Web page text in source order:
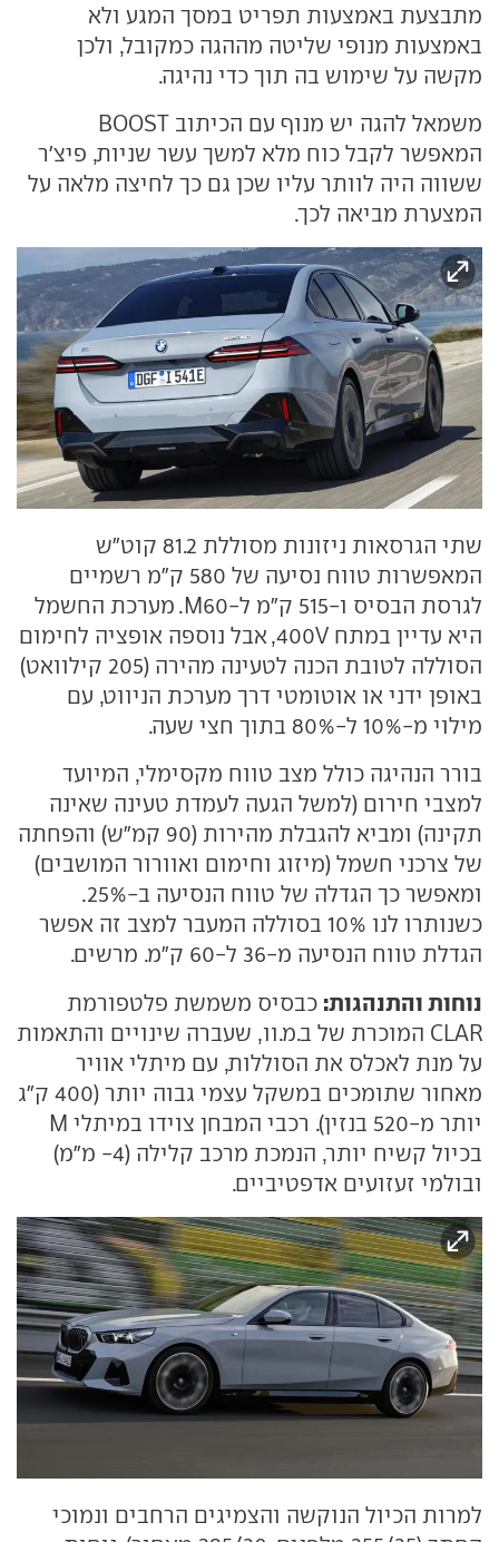
מתבצעת באמצעות תפריט במסך המגע ולא
באמצעות מנופי שליטה מההגה כמקובל, ולכן
מקשה על שימוש בה תוך כדי נהיגה.
משמאל להגה יש מנוף עם הכיתוב BOOST
המאפשר לקבל כוח מלא למשך עשר שניות, פיצ'ר
ששווה היה לוותר עליו שכן גם כך לחיצה מלאה על
המצערת מביאה לכך.
שתי הגרסאות ניזונות מסוללת 81.2 קוט"ש
המאפשרות טווח נסיעה של 580 ק"מ רשמיים
לגרסת הבסיס ו-515 ק"מ ל-M60. מערכת החשמל
היא עדיין במתח 400V, אבל נוספה אופציה לחימום
הסוללה לטובת הכנה לטעינה מהירה (205 קילוואט)
באופן ידני או אוטומטי דרך מערכת הניווט, עם
מילוי מ-10% ל-80% בתוך חצי שעה.
בורר הנהיגה כולל מצב טווח מקסימלי, המיועד
למצבי חירום (למשל הגעה לעמדת טעינה שאינה
תקינה) ומביא להגבלת מהירות (90 קמ"ש) והפחתה
של צרכני חשמל (מיזוג וחימום ואוורור המושבים)
ומאפשר כך הגדלה של טווח הנסיעה ב-25%.
כשנותרו לנו 10% בסוללה המעבר למצב זה אפשר
הגדלת טווח הנסיעה מ-36 ל-60 ק"מ. מרשים.
נוחות והתנהגות: כבסיס משמשת פלטפורמת
CLAR המוכרת של ב.מ.וו, שעברה שינויים והתאמות
על מנת לאכלס את הסוללות, עם מיתלי אוויר
מאחור שתומכים במשקל עצמי גבוה יותר (400 ק"ג
יותר מ-520 בנזין). רכבי המבחן צוידו במיתלי M
בכיול קשיח יותר, הנמכת מרכב קלילה (4- מ"מ)
ובולמי זעזועים אדפטיביים.
למרות הכיול הנוקשה והצמיגים הרחבים ונמוכי